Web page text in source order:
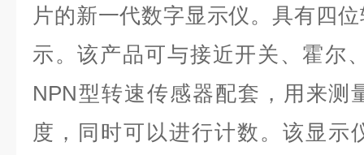
片的新一代数字显示仪。具有四
示。该产品可与接近开关、霍尔
NPN型转速传感器配套，用来测
度，同时可以进行计数。该显示